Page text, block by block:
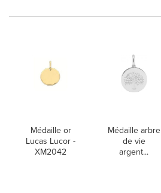
Médaille or
Lucas Lucor -
XM2042
Médaille arbre
de vie
argent...